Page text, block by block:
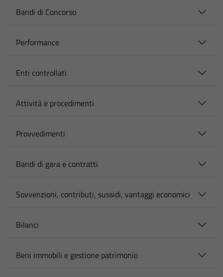
Bandi di Concorso
Performance
Enti controllati
Attività e procedimenti
Provvedimenti
Bandi di gara e contratti
Sovvenzioni, contributi, sussidi, vantaggi economici
Bilanci
Beni immobili e gestione patrimonio